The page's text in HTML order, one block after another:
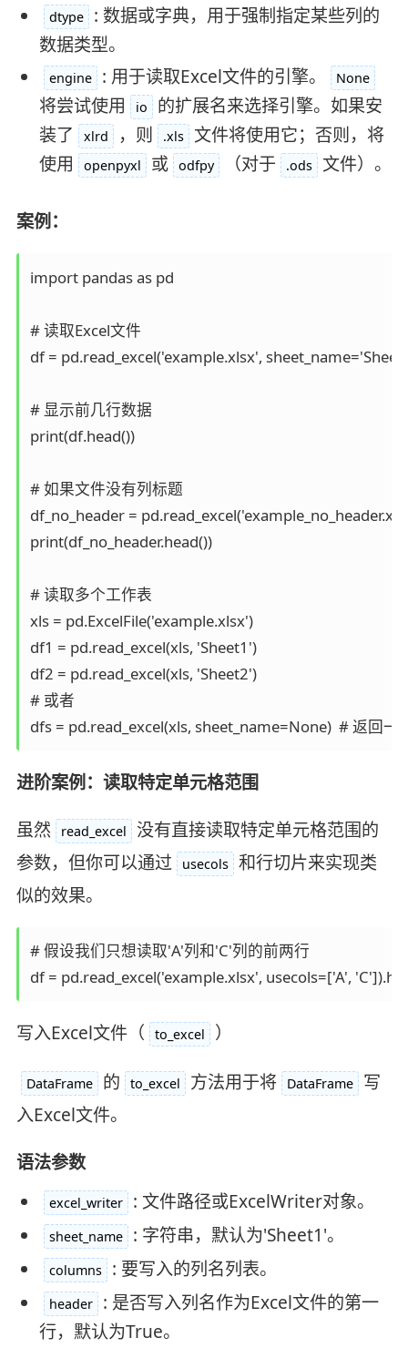
dtype
: 数据或字典，用于强制指定某些列的
数据类型。
engine : 用于读取Excel文件的引擎。 None
将尝试使用 io
的扩展名来选择引擎。如果安
装了
xlrd ，则 .xls
文件将使用它；否则，将
使用
openpyxl 或 odfpy （对于 .ods 文件）。
案例：
import pandas as pd
# 读取Excel文件
df = pd.read_excel('example.xlsx',
# 显示前几行数据
print(df.head())
# 如果文件没有列标题
df_no_header =
print(df_no_header.head())
# 读取多个工作表
xls = pd.ExcelFile('example.xlsx')
df1 = pd.read_excel(xls, 'Sheet1')
df2 = pd.read_excel(xls, 'Sheet2')
# 或者
dfs = pd.read_excel(xls, sheet_name=None)  # 返回
进阶案例：读取特定单元格范围
虽然
read_excel
没有直接读取特定单元格范围的
参数，但你可以通过
usecols 和行切片来实现类
似的效果。
# 假设我们只想读取'A'列和'C'列的前两行
df = pd.read_excel('example.xlsx', usecols=['A',
写入Excel文件（ to_excel ）
DataFrame 的 to_excel 方法用于将 DataFrame
写
入Excel文件。
语法参数
excel_writer : 文件路径或ExcelWriter对象。
sheet_name : 字符串，默认为'Sheet1'。
columns : 要写入的列名列表。
header
: 是否写入列名作为Excel文件的第一
行，默认为True。